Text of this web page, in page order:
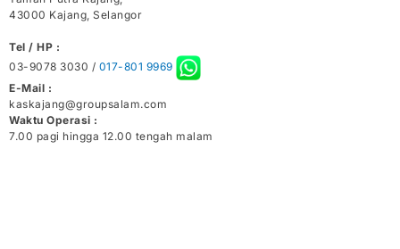
43000 Kajang, Selangor
Tel / HP :
03-9078 3030 / 017-801 9969
E-Mail :
kaskajang@groupsalam.com
Waktu Operasi :
7.00 pagi hingga 12.00 tengah malam